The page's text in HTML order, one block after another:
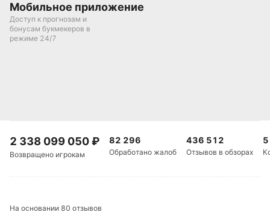
Мобильное приложение
Доступ к прогнозам и
бонусам букмекеров в
режиме 24/7
2 338 099 050₽
Возвращено игрокам
82 296
Обработано жалоб
436 512
Отзывов в обзорах
На основании 80 отзывов